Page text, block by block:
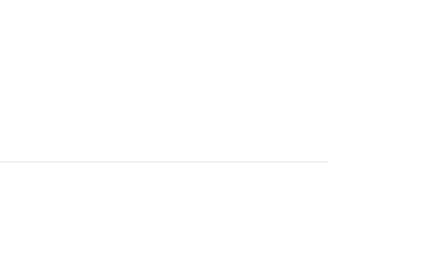
в российской столице с 26 сентября по 1
(494) прислали дизайнеры, коллекции
в 2011 году и расположенная в
обувной компанией, объединяющей